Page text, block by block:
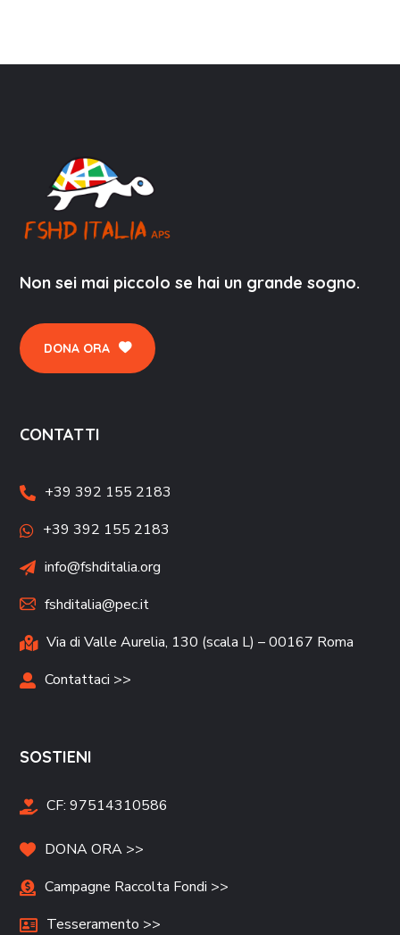
Non sei mai piccolo se hai un grande sogno.
DONA ORA
CONTATTI
+39 392 155 2183
+39 392 155 2183
info@fshditalia.org
fshditalia@pec.it
Via di Valle Aurelia, 130 (scala L) – 00167 Roma
Contattaci >>
SOSTIENI
CF:97514310586
DONA ORA >>
Campagne Raccolta Fondi >>
Tesseramento >>